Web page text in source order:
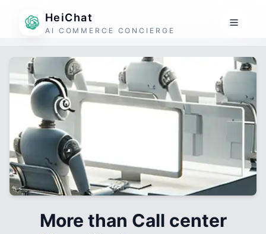
HeiChat
AI COMMERCE CONCIERGE
More than Call center